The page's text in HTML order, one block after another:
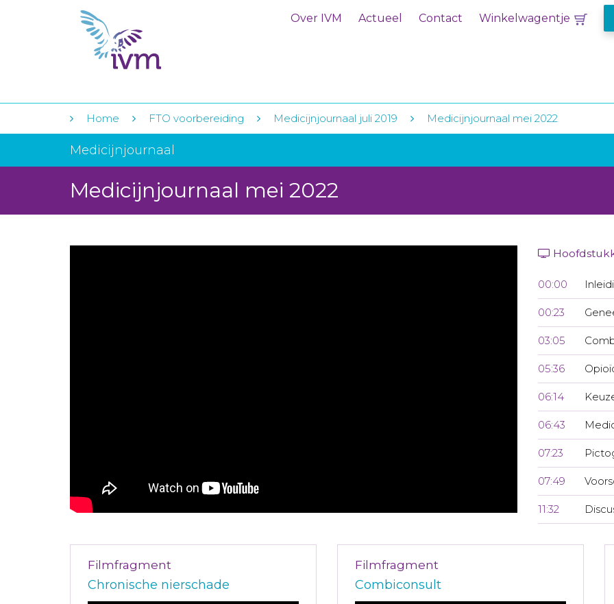
Over IVM Actueel Contact Winkelwagentje
Home FTO voorbereiding Medicijnjournaal juli 2019 Medicijnjournaal mei 2022
Medicijnjournaal
Medicijnjournaal mei 2022
00:00
00:23
03:05
05:36
06:14
06:43
07:23
07:49
11:32
Filmfragment
Chronische nierschade
Filmfragment
Combiconsult